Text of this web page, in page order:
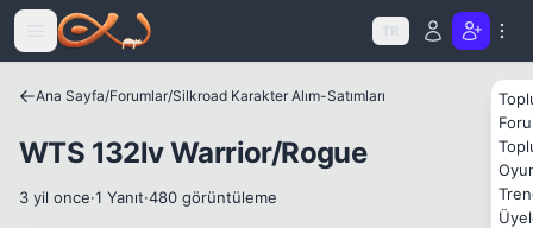
Icerige atla
TR
Ana Sayfa/Forumlar/Silkroad Karakter Alım-Satımları
WTS 132lv Warrior/Rogue
3 yil once·1 Yanıt·480 görüntüleme
Kapat